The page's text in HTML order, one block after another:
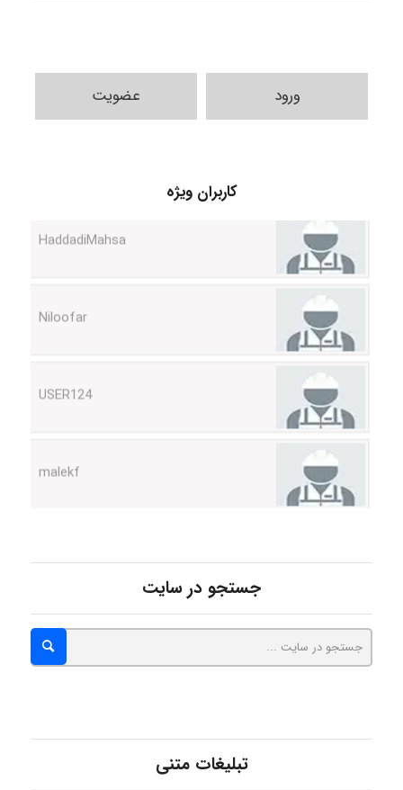
ورود عضویت
کاربران ویژه
جستجو در سایت
تبلیغات متنی